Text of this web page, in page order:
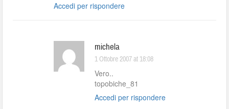
Accedi per rispondere
michela
1 Ottobre 2007 at 18:08
Vero..
topobiche_81
Accedi per rispondere